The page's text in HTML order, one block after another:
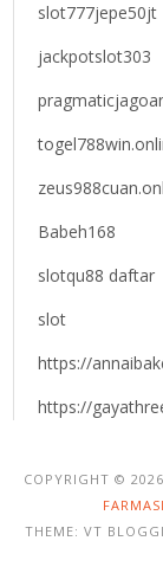
slot777jepe50jt
jackpotslot303
Babeh168
slotqu88 daftar
slot
https://
https://
COPYRIGHT © 2026
THEME: VT